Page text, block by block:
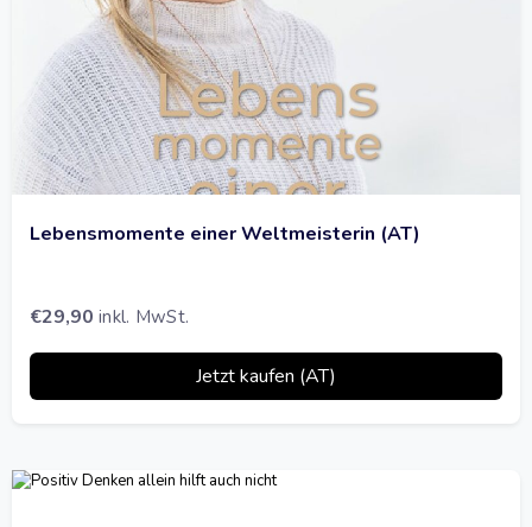
Lebensmomente einer Weltmeisterin (AT)
€29,90 inkl. MwSt.
Jetzt kaufen (AT)